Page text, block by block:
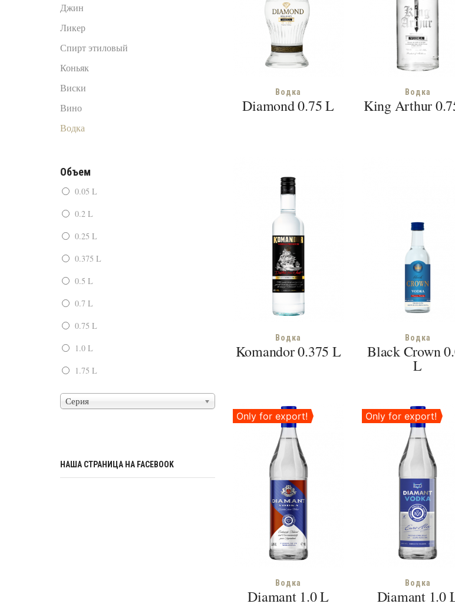
Водка
Diamond 0.75 L
Водка
King Arthur
Водка
Komandor 0.375 L
Водка
Black Crown
L
Only for export!
Водка
Diamant 1.0 L
Only for export!
Водка
Diamant 1.0
Джин
Ликер
Спирт этиловый
Коньяк
Виски
Вино
Водка
Объем
0.05 L
0.2 L
0.25 L
0.375 L
0.5 L
0.7 L
0.75 L
1.0 L
1.75 L
Серия
НАША СТРАНИЦА НА FACEBOOK